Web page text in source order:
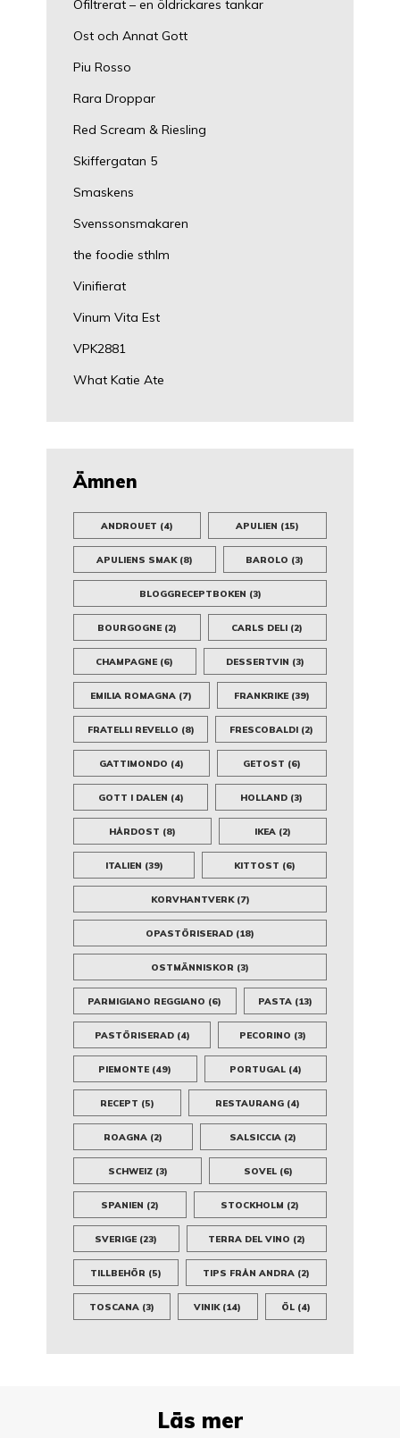
Ofiltrerat – en öldrickares tankar
Ost och Annat Gott
Piu Rosso
Rara Droppar
Red Scream & Riesling
Skiffergatan 5
Smaskens
Svenssonsmakaren
the foodie sthlm
Vinifierat
Vinum Vita Est
VPK2881
What Katie Ate
Ämnen
ANDROUET (4) APULIEN (15)
APULIENS SMAK(8) BAROLO (3)
BLOGGRECEPTBOKEN (3)
BOURGOGNE(2) CARLS DELI (2)
CHAMPAGNE (6) DESSERTVIN (3)
EMILIA ROMAGNA (7) FRANKRIKE(39)
FRATELLI REVELLO (8) FRESCOBALDI(2)
GATTIMONDO (4) GETOST (6)
GOTT I DALEN (4) HOLLAND(3)
HÅRDOST (8) IKEA (2)
ITALIEN (39) KITTOST (6)
KORVHANTVERK(7)
OPASTÖRISERAD (18)
OSTMÄNNISKOR (3)
PARMIGIANO REGGIANO (6) PASTA(13)
PASTÖRISERAD(4) PECORINO (3)
PIEMONTE (49) PORTUGAL(4)
RECEPT (5) RESTAURANG (4)
ROAGNA(2) SALSICCIA (2)
SCHWEIZ(3) SOVEL(6)
SPANIEN (2) STOCKHOLM (2)
SVERIGE (23) TERRA DEL VINO (2)
TILLBEHÖR (5) TIPS FRÅN ANDRA (2)
TOSCANA (3) VINIK(14) ÖL(4)
Läs mer